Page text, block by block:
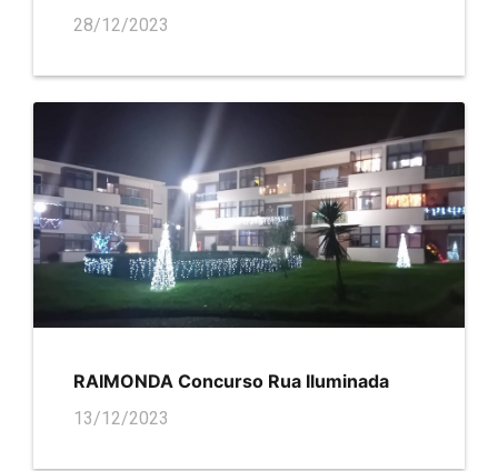
28/12/2023
RAIMONDA Concurso Rua Iluminada
13/12/2023